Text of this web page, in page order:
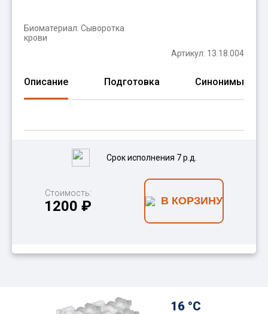
Биоматериал: Сыворотка
крови
Артикул: 13.18.004
Описание Подготовка Синонимы
Срок исполнения 7 р.д.
Стоимость:
1200 ₽ В КОРЗИНУ
16 °C